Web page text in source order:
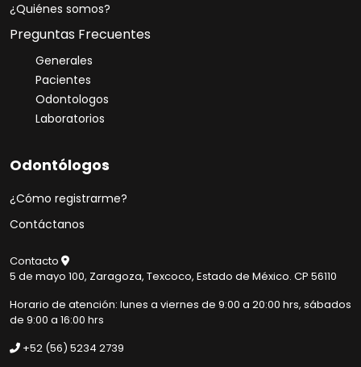
Soporte
¿Quiénes somos?
Preguntas Frecuentes
Generales
Pacientes
Odontologos
Laboratorios
Odontólogos
¿Cómo registrarme?
Contáctanos
Contacto
5 de mayo 100, Zaragoza, Texcoco, Estado de México. CP 56110
Horario de atención: lunes a viernes de 9:00 a 20:00 hrs, sábados
de 9:00 a 16:00 hrs
+52 (56) 5234 2739